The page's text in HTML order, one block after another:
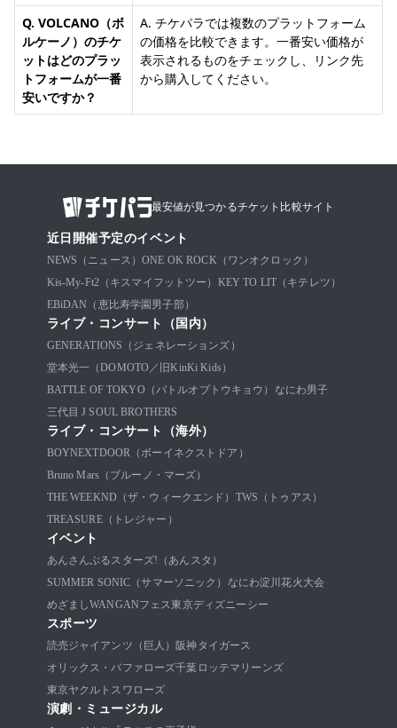
Q. VOLCANO（ボ
ルケーノ）のチケ
ットはどのプラッ
トフォームが一番
安いですか？
A. チケパラでは複数のプラットフォーム
の価格を比較できます。一番安い価格が
表示されるものをチェックし、リンク先
から購入してください。
最安値が見つかるチケット比較サイト
近日開催予定のイベント
NEWS（ニュース） ONE OK ROCK（ワンオクロック）
Kis-My-Ft2（キスマイフットツー） KEY TO LIT（キテレツ）
EBiDAN（恵比寿学園男子部）
ライブ・コンサート（国内）
GENERATIONS（ジェネレーションズ）
堂本光一（DOMOTO／旧KinKi Kids）
BATTLE OF TOKYO（バトルオブトウキョウ）
なにわ男子
三代目 J SOUL BROTHERS
ライブ・コンサート（海外）
BOYNEXTDOOR（ボーイネクストドア）
Bruno Mars（ブルーノ・マーズ）
THE WEEKND（ザ・ウィークエンド） TWS（トゥアス）
TREASURE（トレジャー）
イベント
あんさんぶるスターズ!（あんスタ）
SUMMER SONIC（サマーソニック） なにわ淀川花火大会
めざましWANGANフェス東京ディズニーシー
スポーツ
読売ジャイアンツ（巨人）
阪神タイガース
オリックス・バファローズ千葉ロッテマリーンズ
東京ヤクルトスワローズ
演劇・ミュージカル